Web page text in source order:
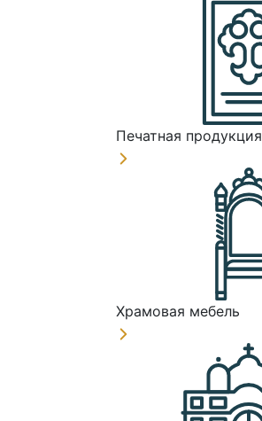
Печатная продукция
Храмовая мебель